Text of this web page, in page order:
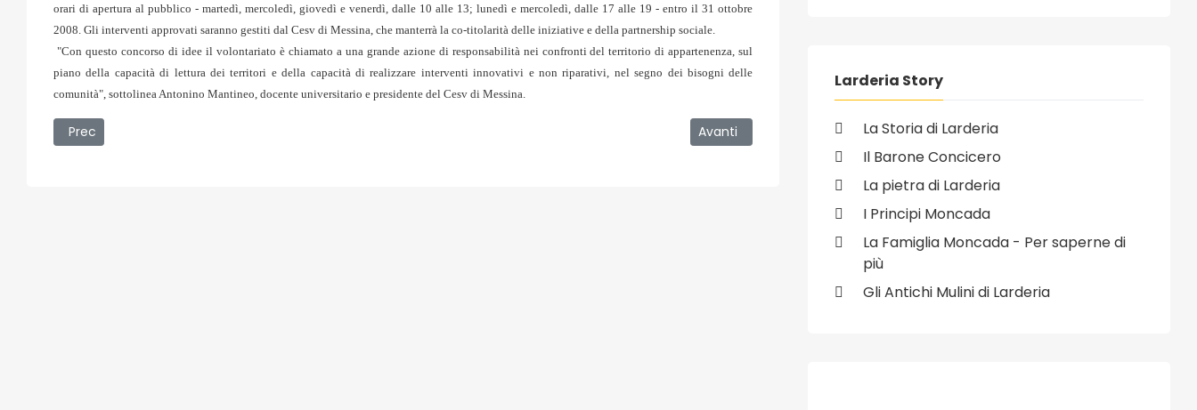
orari di apertura al pubblico - martedì, mercoledì, giovedì e venerdì, dalle 10 alle 13; lunedì e mercoledì, dalle 17 alle 19 - entro il 31 ottobre
2008. Gli interventi approvati saranno gestiti dal Cesv di Messina, che manterrà la co-titolarità delle iniziative e della partnership sociale.
"Con questo concorso di idee il volontariato è chiamato a una grande azione di responsabilità nei confronti del territorio di appartenenza, sul
piano della capacità di lettura dei territori e della capacità di realizzare interventi innovativi e non riparativi, nel segno dei bisogni delle
comunità", sottolinea Antonino Mantineo, docente universitario e presidente del Cesv di Messina.
Articolo precedente: 15/07/2008 - Fc Messina fuori dalla Serie B
Prec Articolo successivo: 14/07/2008 - Mostra itinerante Messina 08 - 08 ai lidi di
Avanti
Larderia Story
La Storia di Larderia
Il Barone Concicero
La pietra di Larderia
I Principi Moncada
La Famiglia Moncada - Per saperne di
più
Gli Antichi Mulini di Larderia